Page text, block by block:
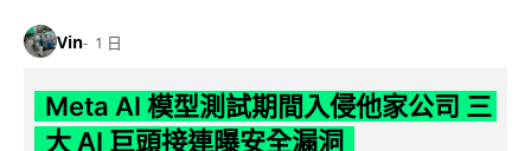
Vin 1 日
Meta AI 模型測試期間入侵他家公司 三
大 AI 巨頭接連曝安全漏洞